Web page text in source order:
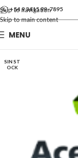
Skip to navigation
Skip to main content
+54 9 3415 99-7895
MENU
SIN ST
OCK
Se vende por Und